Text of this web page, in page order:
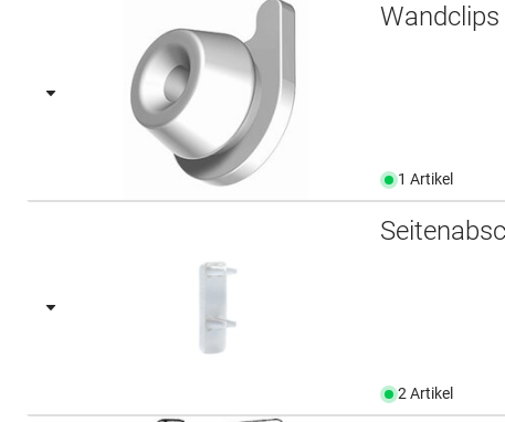
Wandclips
1 Artikel
2 Artikel